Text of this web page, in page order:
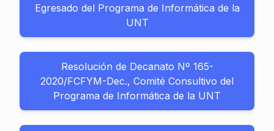
Egresado del Programa de Informática de la
UNT
Resolución de Decanato Nº 165-
2020/FCFYM-Dec., Comité Consultivo del
Programa de Informática de la UNT